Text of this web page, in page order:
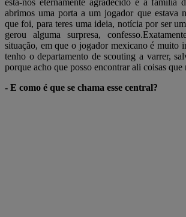
abrimos uma porta a um jogador que estava
que foi, para teres uma ideia, notícia por ser
gerou alguma surpresa,
situação, em que o jogador mexicano é muito
tenho o departamento de scouting a varrer,
porque acho que posso encontrar ali coisas que
- E como é que se chama esse central?